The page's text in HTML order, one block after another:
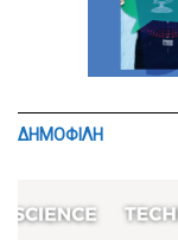
ΔΗΜΟΦΙΛΗ